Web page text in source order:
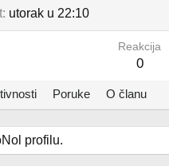
utorak u 22:10
Reakcija
0
Poruke O članu
profilu.